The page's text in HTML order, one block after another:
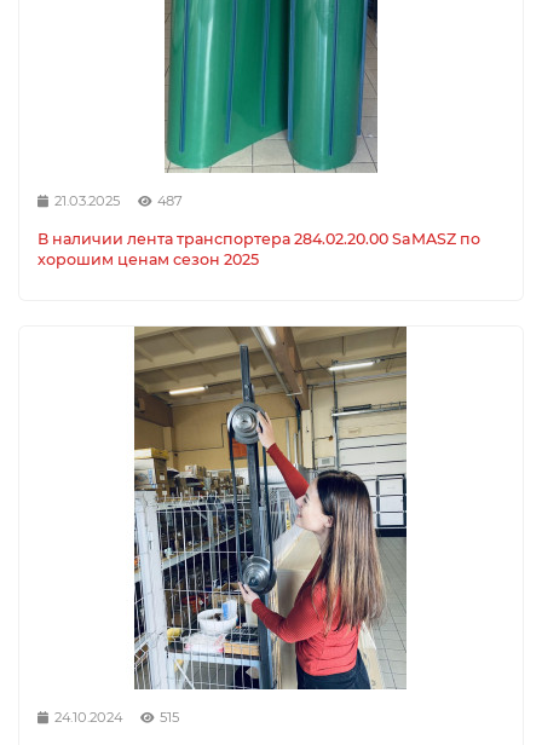
21.03.2025 487
В наличии лента транспортера 284.02.20.00 SaMASZ по
хорошим ценам сезон 2025
24.10.2024 515